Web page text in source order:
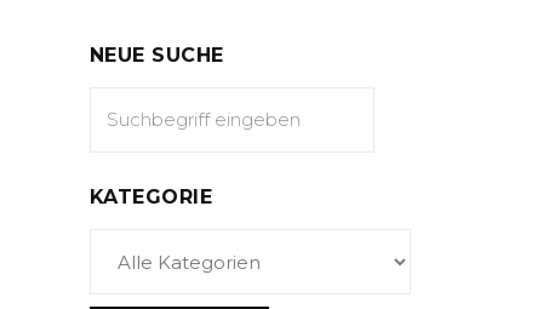
NEUE SUCHE
KATEGORIE